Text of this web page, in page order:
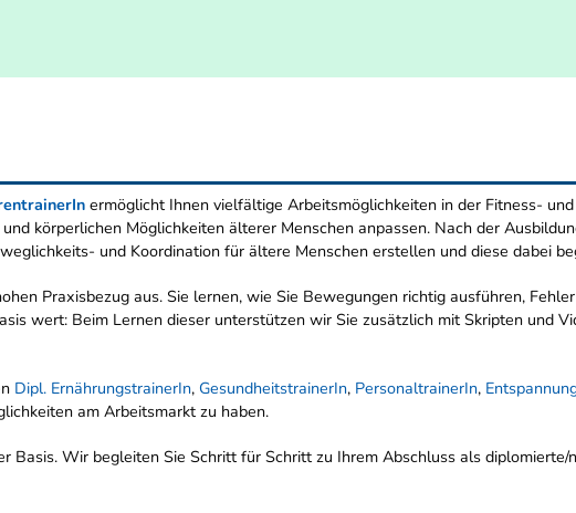
ermöglicht Ihnen vielfältige Arbeitsmöglichkeiten in der Fitness-
körperlichen Möglichkeiten älterer Menschen anpassen. Nach der
und Koordination für ältere Menschen erstellen und diese dabei
Praxisbezug aus. Sie lernen, wie Sie Bewegungen richtig ausführen,
wert: Beim Lernen dieser unterstützen wir Sie zusätzlich mit Skripten und
Dipl. ErnährungstrainerIn, GesundheitstrainerIn, PersonaltrainerIn,
am Arbeitsmarkt zu haben.
Basis. Wir begleiten Sie Schritt für Schritt zu Ihrem Abschluss als